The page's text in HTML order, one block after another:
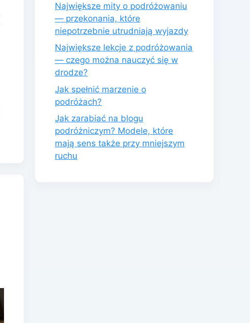
Największe mity o podróżowaniu
— przekonania, które
niepotrzebnie utrudniają wyjazdy
Największe lekcje z podróżowania
— czego można nauczyć się w
drodze?
Jak spełnić marzenie o
podróżach?
Jak zarabiać na blogu
podróżniczym? Modele, które
mają sens także przy mniejszym
ruchu